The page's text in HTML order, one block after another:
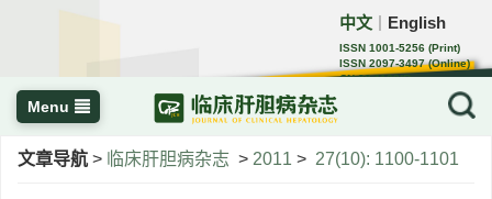
中文 English
ISSN 1001-5256 (Print)
ISSN 2097-3497 (Online)
CN 22-1108/R
Menu
文章导航 > 临床肝胆病杂志 > 2011 > 27(10): 1100-1101